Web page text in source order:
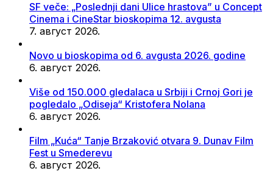
SF veče: „Poslednji dani Ulice hrastova” u Concept
Cinema i CineStar bioskopima 12. avgusta
7. август 2026.
Novo u bioskopima od 6. avgusta 2026. godine
6. август 2026.
Više od 150.000 gledalaca u Srbiji i Crnoj Gori je
pogledalo „Odiseja“ Kristofera Nolana
6. август 2026.
Film „Kuća“ Tanje Brzaković otvara 9. Dunav Film
Fest u Smederevu
6. август 2026.